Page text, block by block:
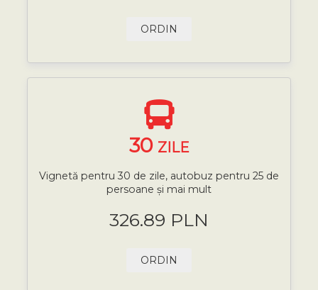
ORDIN
30 ZILE
Vignetă pentru 30 de zile, autobuz pentru 25 de
persoane și mai mult
326.89 PLN
ORDIN